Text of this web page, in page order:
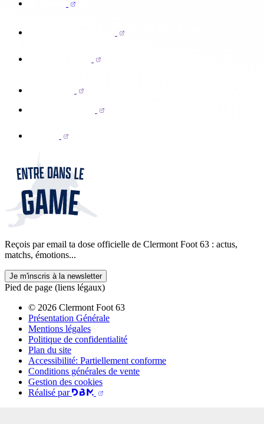
Reçois par email ta dose officielle de Clermont Foot 63 : actus,
matchs, émotions...
Je m'inscris à la newsletter
Pied de page (liens légaux)
© 2026 Clermont Foot 63
Présentation Générale
Mentions légales
Politique de confidentialité
Plan du site
Accessibilité: Partiellement conforme
Conditions générales de vente
Gestion des cookies
Réalisé par